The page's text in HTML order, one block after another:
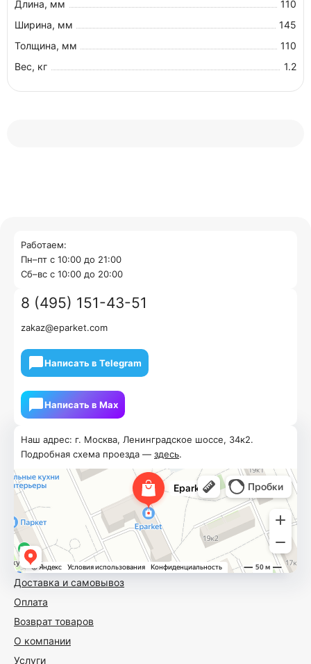
Длина, мм
110
Ширина, мм
145
Толщина, мм
110
Вес, кг
1.2
Доставка и самовывоз
Оплата
Возврат товаров
О компании
Услуги
Наш адрес: г. Москва, Ленинградское шоссе, 34к2.
Подробная схема проезда — здесь.
Работаем:
Пн–пт с 10:00 до 21:00
Cб–вс с 10:00 до 20:00
8 (495) 151-43-51
zakaz@eparket.com
Написать в Telegram
Написать в Мах